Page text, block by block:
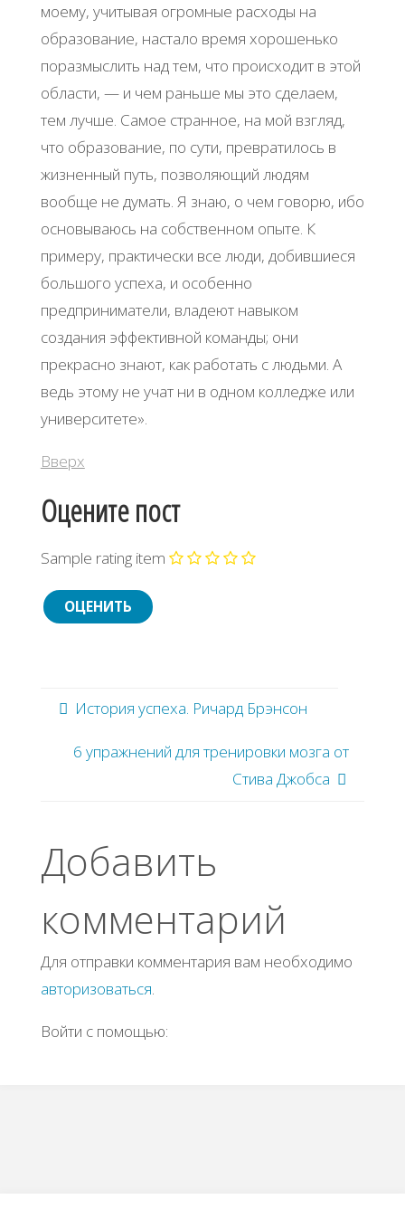
моему, учитывая огромные расходы на
образование, настало время хорошенько
поразмыслить над тем, что происходит в этой
области, — и чем раньше мы это сделаем,
тем лучше. Самое странное, на мой взгляд,
что образование, по сути, превратилось в
жизненный путь, позволяющий людям
вообще не думать. Я знаю, о чем говорю, ибо
основываюсь на собственном опыте. К
примеру, практически все люди, добившиеся
большого успеха, и особенно
предприниматели, владеют навыком
создания эффективной команды; они
прекрасно знают, как работать с людьми. А
ведь этому не учат ни в одном колледже или
университете».
Вверх
Оцените пост
Sample rating item
История успеха. Ричард Брэнсон
6 упражнений для тренировки мозга от
Стива Джобса
Добавить
комментарий
Для отправки комментария вам необходимо
авторизоваться.
Войти с помощью: